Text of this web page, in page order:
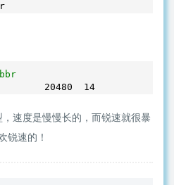
20480 14
速度是慢慢长的，而锐速就很暴
锐速的！